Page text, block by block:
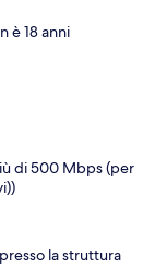
è 18 anni
di 500 Mbps (per
la struttura